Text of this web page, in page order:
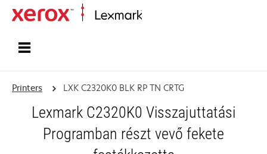
Printers LXK C2320K0 BLK RP TN CRTG
Lexmark C2320K0 Visszajuttatási
Programban részt vevő fekete